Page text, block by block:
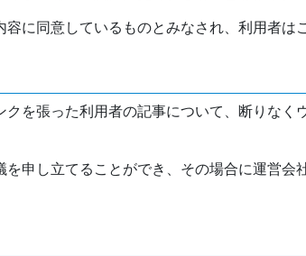
に同意しているものとみなされ、利用者は
を張った利用者の記事について、断りなく
申し立てることができ、その場合に運営会